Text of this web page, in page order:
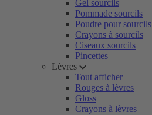
Gel sourcils
Pommade sourcils
Poudre pour sourcils
Crayons à sourcils
Ciseaux sourcils
Pincettes
Lèvres
Tout afficher
Rouges à lèvres
Gloss
Crayons à lèvres